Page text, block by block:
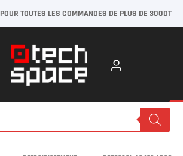
POUR TOUTES LES COMMANDES DE PLUS DE 300DT